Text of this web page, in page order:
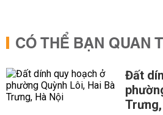
CÓ THỂ BẠN QUAN
Đất